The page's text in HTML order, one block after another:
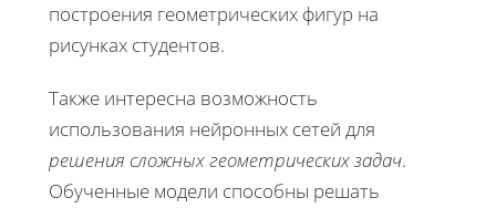
построения геометрических фигур на
рисунках студентов.
Также интересна возможность
использования нейронных сетей для
решения сложных геометрических задач.
Обученные модели способны решать